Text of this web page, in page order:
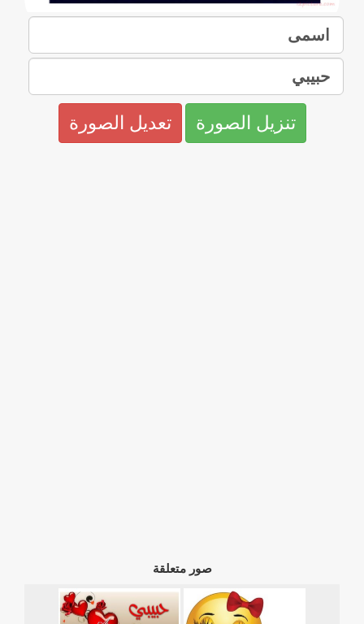
تعديل الصورة تنزيل الصورة
صور متعلقة